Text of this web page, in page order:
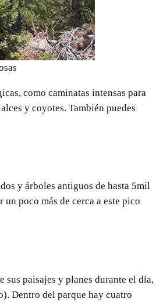
como caminatas intensas para
y coyotes. También puedes
y árboles antiguos de hasta 5mil
poco más de cerca a este pico
paisajes y planes durante el día,
Dentro del parque hay cuatro